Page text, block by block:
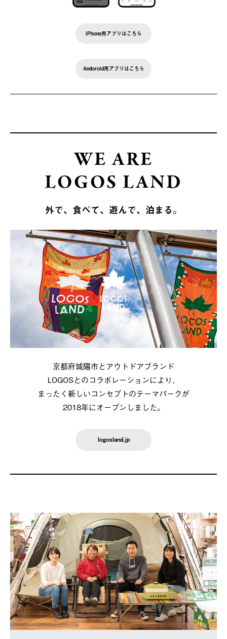
iPhone用アプリはこちら
Andoroid用アプリはこちら
WE ARE
LOGOS LAND
外で、食べて、遊んで、泊まる。
京都府城陽市とアウトドアブランド
LOGOSとのコラボレーションにより、
まったく新しいコンセプトのテーマパークが
2018年にオープンしました。
logosland.jp